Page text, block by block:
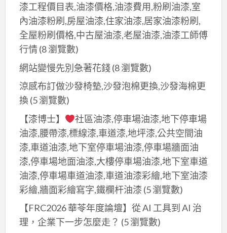
漆工程價目表,油漆價格,油漆費用,粉刷油漆,室
內油漆粉刷,房屋油漆,住家油漆,居家油漆粉刷,
全屋粉刷價格,中古屋油漆,老屋油漆,油漆工師傅
行情(8 瀏覽數)
網站變慢先別急著花錢(8 瀏覽數)
涼感布訂做沙發椅墊,沙發泡棉更換,沙發海棉更
換(5 瀏覽數)
【漆博士】
社區油漆,停車場油漆,地下停車場
油漆,腰帶漆,標線漆,車道漆,地坪漆,公共空間油
漆,車道油漆,地下室停車場油漆,停車場牆面油
漆,停車場地面油漆,大樓停車場油漆,地下室車道
油漆,停車場車道油漆,車道油漆彩繪,地下室油漆
彩繪,牆面彩繪寫字,鐵欄杆油漆(5 瀏覽數)
【FRC2026 華苓年度論壇】從 AI 工具到 AI 治
理，企業下一步怎麼走？ (5 瀏覽數)